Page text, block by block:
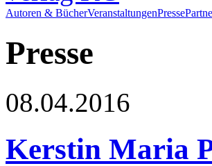
Autoren & BücherVeranstaltungenPresse
Presse
08.04.2016
Kerstin Maria